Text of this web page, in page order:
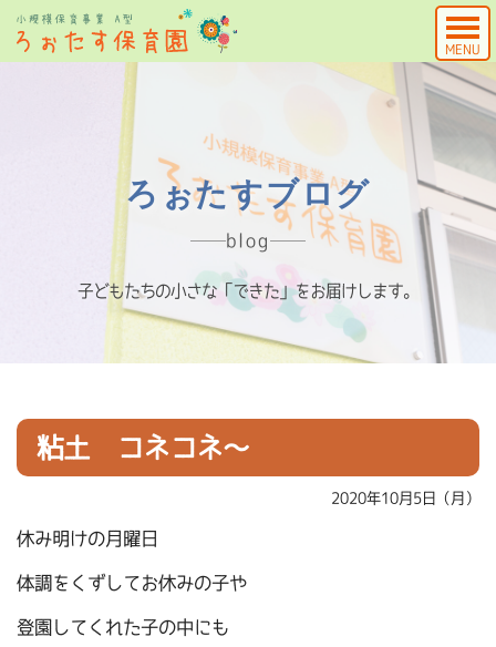
MENU
ろぉたすブログ
blog
子どもたちの小さな「できた」をお届けします。
粘土 コネコネ～
2020年10月5日（月）
休み明けの月曜日
体調をくずしてお休みの子や
登園してくれた子の中にも